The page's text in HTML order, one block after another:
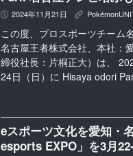
P 2024年11月21日 K
この度、プロスポーツチーム
名古屋王者株式会社、本社：
締役社長：片桐正大）は、
24日（日）に Hisaya odori
eスポーツ文化を愛知・
esports EXPO」を3月